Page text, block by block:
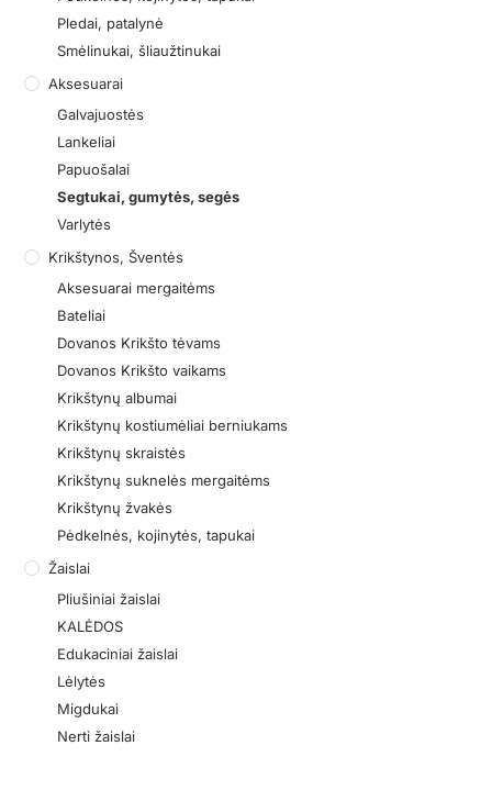
Pledai, patalynė
Smėlinukai, šliaužtinukai
Aksesuarai
Galvajuostės
Lankeliai
Papuošalai
Segtukai, gumytės, segės
Varlytės
Krikštynos, Šventės
Aksesuarai mergaitėms
Bateliai
Dovanos Krikšto tėvams
Dovanos Krikšto vaikams
Krikštynų albumai
Krikštynų kostiumėliai berniukams
Krikštynų skraistės
Krikštynų suknelės mergaitėms
Krikštynų žvakės
Pėdkelnės, kojinytės, tapukai
Žaislai
Pliušiniai žaislai
KALĖDOS
Edukaciniai žaislai
Lėlytės
Migdukai
Nerti žaislai